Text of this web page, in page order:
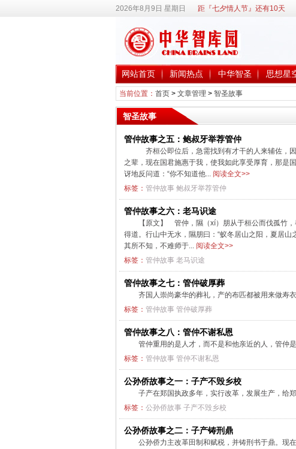
2026年8月9日 星期日 距『七夕情人节』还有10天
网站首页 新闻热点 中华智圣 思想星
当前位置： 首页> 文章管理 > 智圣故事
智圣故事
管仲故事之五：鲍叔牙举荐管仲
齐桓公即位后，急需找到有才干的人来辅佐，
之辈，现在国君施惠于我，使我如此享受厚育，那是
讶地反问道：“你不知道他... 阅读全文>>
标签： 管仲故事 鲍叔牙举荐管仲
管仲故事之六：老马识途
【原文】 管仲，隰（xí）朋从于桓公而伐孤竹
得道。行山中无水，隰朋曰：“蚁冬居山之阳，夏居
其所不知，不难师于... 阅读全文>>
标签： 管仲故事 老马识途
管仲故事之七：管仲破厚葬
齐国人崇尚豪华的葬礼，产的布匹都被用来做寿
标签： 管仲故事 管仲破厚葬
管仲故事之八：管仲不谢私恩
管仲重用的是人才，而不是和他亲近的人，管仲
标签： 管仲故事 管仲不谢私恩
公孙侨故事之一：子产不毁乡校
子产在郑国执政多年，实行改革，发展生产，给
标签： 公孙侨故事 子产不毁乡校
公孙侨故事之二：子产铸刑鼎
公孙侨力主改革田制和赋税，并铸刑书于鼎。现